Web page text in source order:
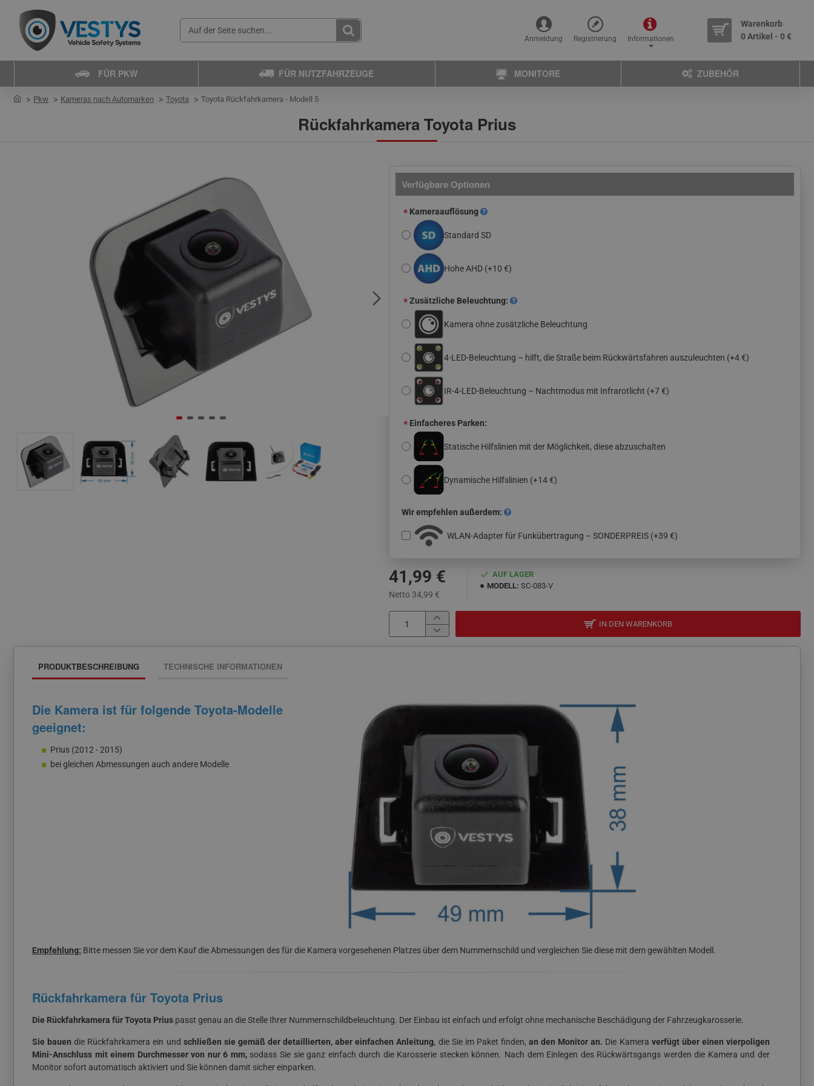
Auf
Seite
Anmeldung Registrierung Informationen
Warenkorb
0 Artikel - 0 €
FÜR PKW FÜR NUTZFAHRZEUGE MONITORE ZUBEHÖR
Rückfahrkamera Toyota Prius
homePkw Kameras nach Automarken Toyota Toyota Rückfahrkamera - Modell 5
41,99 €
Netto 34,99 €
AUF LAGER
MODELL: SC-083-V
Verfügbare Optionen
Kameraauflösung
Standard SD
Hohe AHD (+10 €)
Zusätzliche Beleuchtung:
Kamera ohne zusätzliche Beleuchtung
4-LED-Beleuchtung – hilft, die Straße beim Rückwärtsfahren auszuleuchten (+4 €)
IR-4-LED-Beleuchtung – Nachtmodus mit Infrarotlicht (+7 €)
Einfacheres Parken:
Statische Hilfslinien mit der Möglichkeit, diese abzuschalten
Dynamische Hilfslinien (+14 €)
Wir empfehlen außerdem:
WLAN-Adapter für Funkübertragung – SONDERPREIS (+39 €)
IN DEN WARENKORB
PRODUKTBESCHREIBUNG TECHNISCHE INFORMATIONEN
Die Kamera ist für folgende Toyota-Modelle
geeignet:
Prius (2012 - 2015)
bei gleichen Abmessungen auch andere Modelle
Empfehlung: Bitte messen Sie vor dem Kauf die Abmessungen des für die Kamera vorgesehenen Platzes über dem Nummernschild und vergleichen Sie diese mit dem gewählten Modell.
Rückfahrkamera für Toyota Prius
Die Rückfahrkamera für Toyota Prius passt genau an die Stelle Ihrer Nummernschildbeleuchtung. Der Einbau ist einfach und erfolgt ohne mechanische Beschädigung der Fahrzeugkarosserie.
Sie bauen die Rückfahrkamera ein und schließen sie gemäß der detaillierten, aber einfachen Anleitung, die Sie im Paket finden,an den Monitor an. Die Kamera verfügt über einen vierpoligen
Mini-Anschluss mit einem Durchmesser von nur 6 mm,sodass Sie sie ganz einfach durch die Karosserie stecken können. Nach dem Einlegen des Rückwärtsgangs werden die Kamera und der
Monitor sofort automatisch aktiviert und Sie können damit sicher einparken.